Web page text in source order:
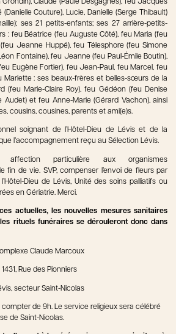
Claude (Paule Desgagnés), feu Jacques
Couture), Lucie, Danielle (Serge Thibault)
ses 21 petits-enfants; ses 27 arrière-petits-
: feu Béatrice (feu Auguste Côté), feu Maria (feu
Jeanne Huppé), feu Télesphore (feu Simone
Fontaine), feu Jeanne (feu Paul-Émile Boutin),
Eugène Fortier), feu Jean-Paul, feu Marcel, feu
Mariette : ses beaux-frères et belles-sœurs de la
(feu Marie-Claire Roy), feu Gédéon (feu Denise
Audet) et feu Anne-Marie (Gérard Vachon), ainsi
cousins, cousines, parents et ami(e)s.
soignant de l’Hôtel-Dieu de Lévis et de la
l’accompagnement reçu au Sélection Lévis.
particulière aux organismes
fin de vie. SVP, compenser l’envoi de fleurs par
Dieu de Lévis, Unité des soins palliatifs ou
en Gériatrie. Merci.
actuelles, les nouvelles mesures sanitaires
rituels funéraires se dérouleront donc dans
Claude Marcoux
1431, Rue des Pionniers
secteur Saint-Nicolas
compter de 9h. Le service religieux sera célébré
de Saint-Nicolas.